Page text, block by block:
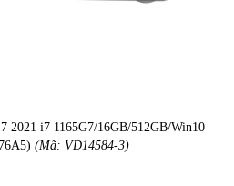
2021 i7 1165G7/16GB/512GB/Win10
(Mã: VD14584-3)